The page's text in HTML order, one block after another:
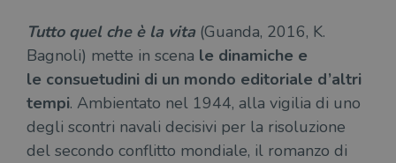
Tutto quel che è la vita (Guanda, 2016, K.
Bagnoli) mette in scena le dinamiche e
le consuetudini di un mondo editoriale d’altri
tempi. Ambientato nel 1944, alla vigilia di uno
degli scontri navali decisivi per la risoluzione
del secondo conflitto mondiale, il romanzo di